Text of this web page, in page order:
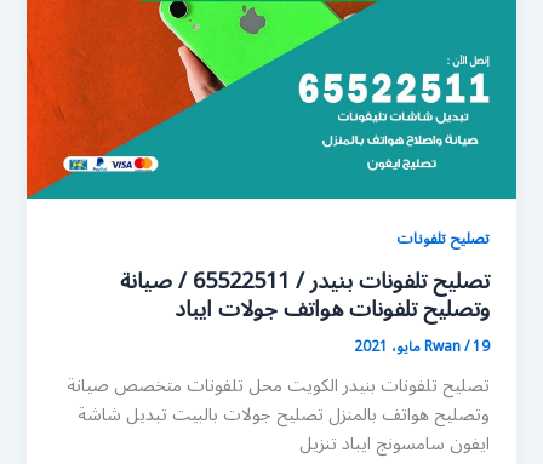
تصليح تلفونات
تصليح تلفونات بنيدر / 65522511 / صيانة
وتصليح تلفونات هواتف جولات ايباد
Rwan/19 مايو، 2021
تصليح تلفونات بنيدر الكويت محل تلفونات متخصص صيانة
وتصليح هواتف بالمنزل تصليح جولات بالبيت تبديل شاشة
ايفون سامسونج ايباد تنزيل